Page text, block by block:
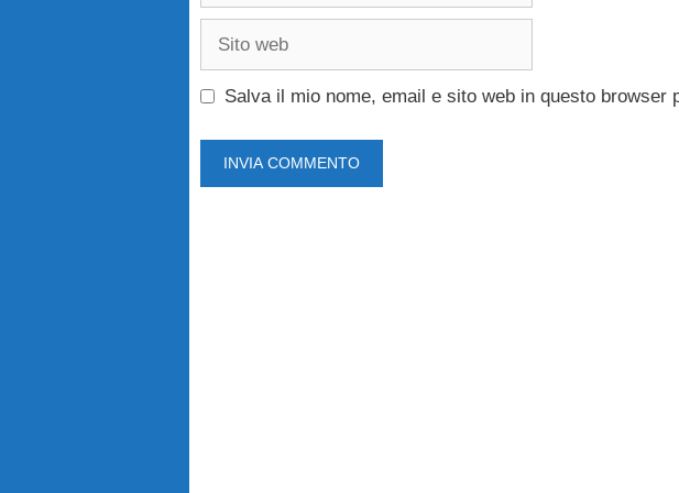
Sito
Salva il mio nome, email e sito web in questo browser